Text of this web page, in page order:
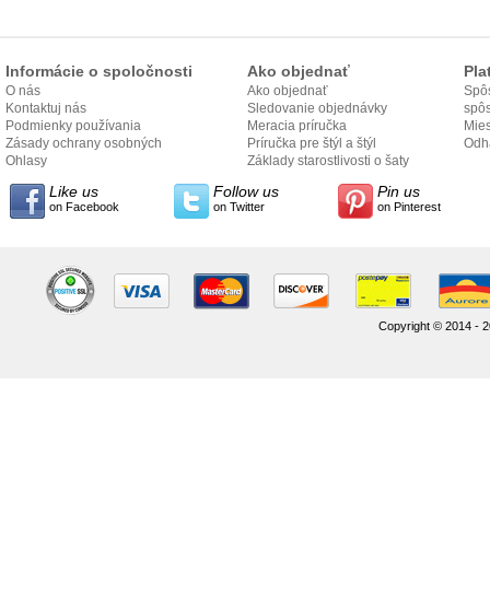
Informácie o spoločnosti
O nás
Kontaktuj nás
Podmienky používania
Zásady ochrany osobných
údajov
Ohlasy
Ako objednať
Ako objednať
Sledovanie objednávky
Meracia príručka
Príručka pre štýl a štýl
Základy starostlivosti o šaty
Like us
on Facebook
Follow us
on Twitter
Pin us
on Pinterest
Copyright © 2014 -